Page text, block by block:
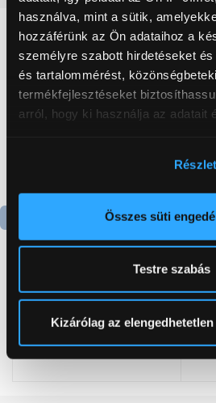
használva, mint a sütik,
hozzáférünk az Ön adataihoz a
személyre szabott hirdetéseket
és tartalommérést,
termékfejlesztéseket
arról, hogy ki használja az adatait
elhelyezkedéséről pár
Az Ön készülékén
módjairól és adja meg
pontban. Bármikor módosíthatja
Sütinyilatkozathoz való
Összes süti
Testre szabás
Kizárólag az
Neked
Termék adatlap
Gorenje NRS8182KX Side
199 999 Ft